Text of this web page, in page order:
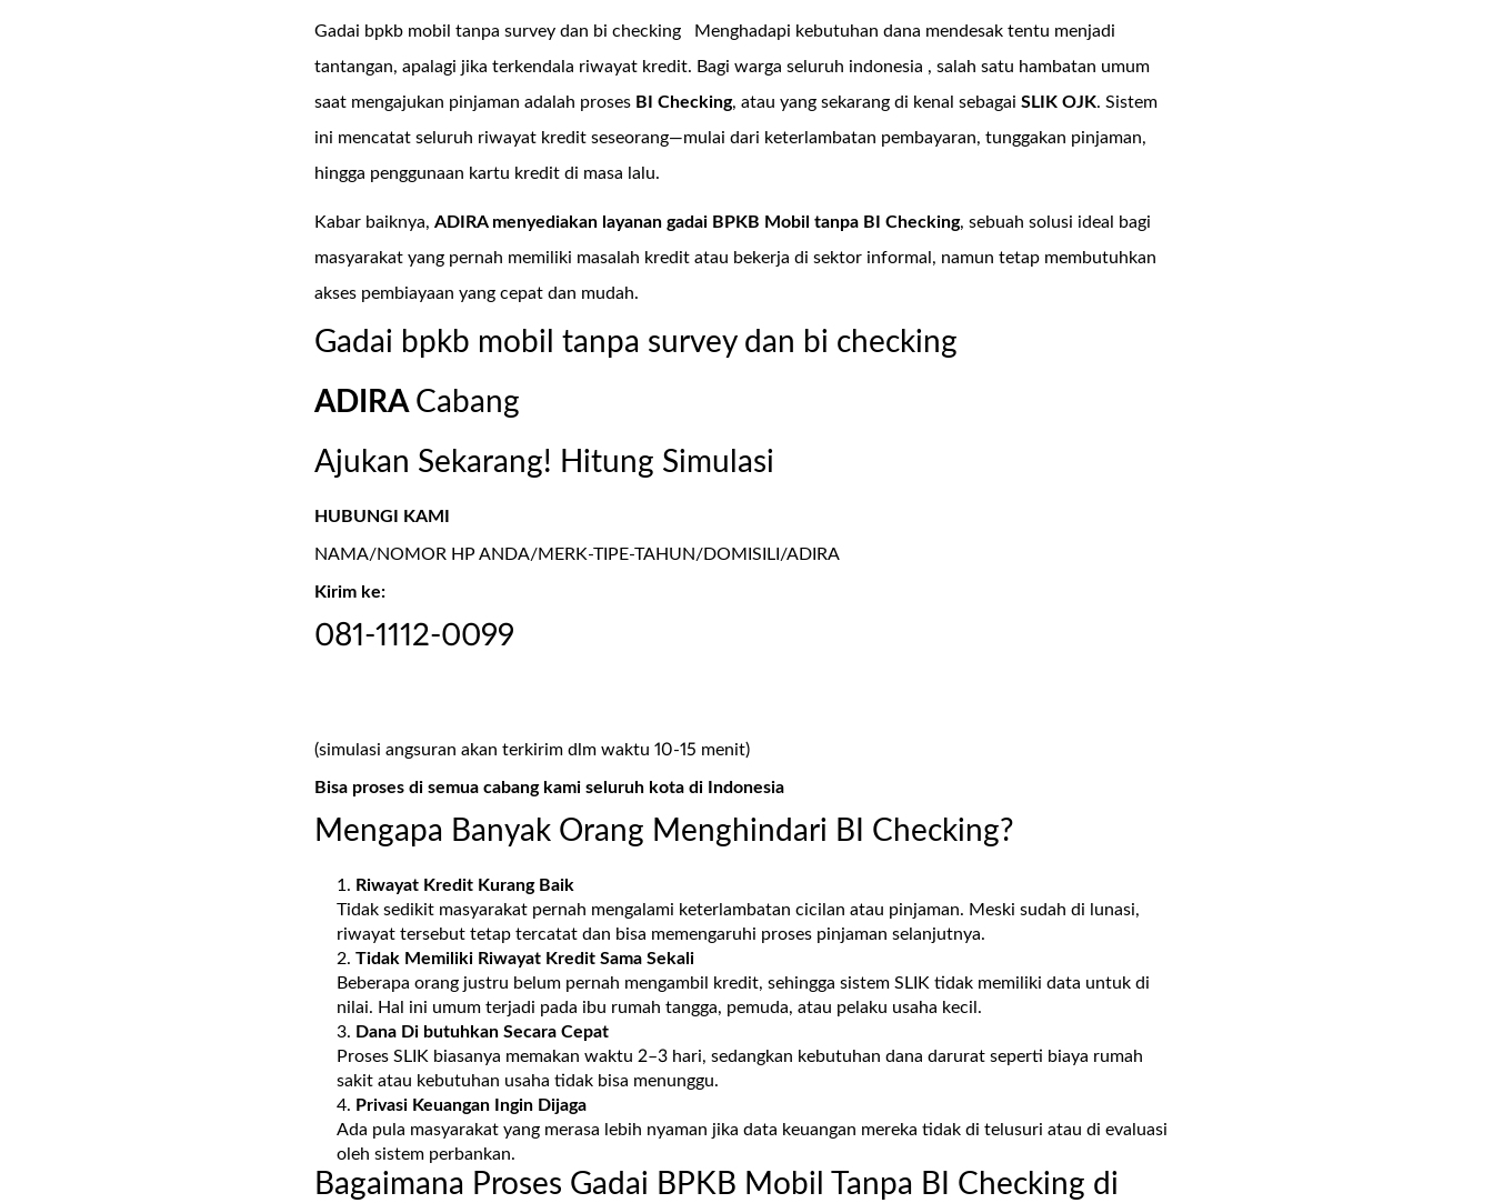
Gadai bpkb mobil tanpa survey dan bi checking
Menghadapi kebutuhan dana mendesak tentu menjadi
tantangan, apalagi jika terkendala riwayat kredit. Bagi warga seluruh indonesia , salah satu hambatan umum
saat mengajukan pinjaman adalah proses BI Checking, atau yang sekarang di kenal sebagaiSLIK OJK. Sistem
ini mencatat seluruh riwayat kredit seseorang—mulai dari keterlambatan pembayaran, tunggakan pinjaman,
hingga penggunaan kartu kredit di masa lalu.
Kabar baiknya,ADIRA menyediakan layanangadai BPKB Mobil tanpa BI Checking, sebuah solusi ideal bagi
masyarakat yang pernah memiliki masalah kredit atau bekerja di sektor informal, namun tetap membutuhkan
akses pembiayaan yang cepat dan mudah.
Gadai bpkb mobil tanpa survey dan bi checking
ADIRA Cabang
Ajukan Sekarang! Hitung Simulasi
HUBUNGI KAMI
NAMA/NOMOR HP ANDA/MERK-TIPE-TAHUN/DOMISILI/ADIRA
Kirim ke:
081-1112-0099
(simulasi angsuran akan terkirim dlm waktu 10-15 menit)
Bisa proses di semua cabang kami seluruh kota di Indonesia
Mengapa Banyak Orang Menghindari BI Checking?
Riwayat Kredit Kurang Baik
Tidak sedikit masyarakat pernah mengalami keterlambatan cicilan atau pinjaman. Meski sudah di lunasi,
riwayat tersebut tetap tercatat dan bisa memengaruhi proses pinjaman selanjutnya.
Tidak Memiliki Riwayat Kredit Sama Sekali
Beberapa orang justru belum pernah mengambil kredit, sehingga sistem SLIK tidak memiliki data untuk di
nilai. Hal ini umum terjadi pada ibu rumah tangga, pemuda, atau pelaku usaha kecil.
Dana Di butuhkan Secara Cepat
Proses SLIK biasanya memakan waktu 2–3 hari, sedangkan kebutuhan dana darurat seperti biaya rumah
sakit atau kebutuhan usaha tidak bisa menunggu.
Privasi Keuangan Ingin Dijaga
Ada pula masyarakat yang merasa lebih nyaman jika data keuangan mereka tidak di telusuri atau di evaluasi
oleh sistem perbankan.
Bagaimana Proses Gadai BPKB Mobil Tanpa BI Checking di